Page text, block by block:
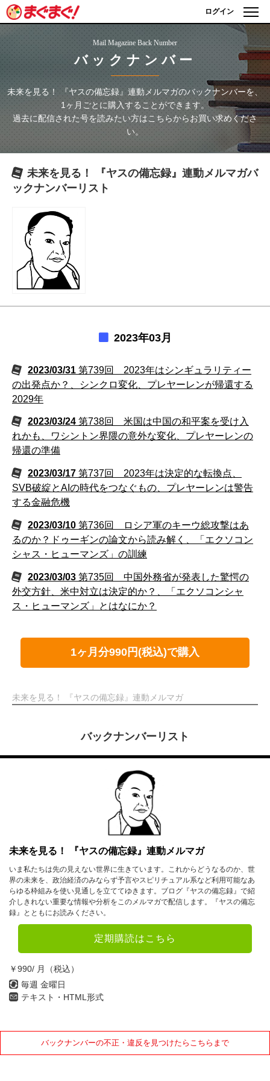
ログイン
Mail Magazine Back Number
バックナンバー
未来を見る！ 『ヤスの備忘録』連動メルマガのバックナンバーを、
1ヶ月ごとに購入することができます。
過去に配信された号を読みたい方はこちらからお買い求めくださ
い。
未来を見る！ 『ヤスの備忘録』連動メルマガバ
ックナンバーリスト
2023年03月
2023/03/31 第739回 2023年はシンギュラリティー
の出発点か？、シンクロ変化、プレヤーレンが帰還する
2029年
2023/03/24 第738回 米国は中国の和平案を受け入
れかも、ワシントン界隈の意外な変化、プレヤーレンの
帰還の準備
2023/03/17 第737回 2023年は決定的な転換点、
SVB破綻とAIの時代をつなぐもの、プレヤーレンは警告
する金融危機
2023/03/10 第736回 ロシア軍のキーウ総攻撃はあ
るのか？ドゥーギンの論文から読み解く、「エクソコン
シャス・ヒューマンズ」の訓練
2023/03/03 第735回 中国外務省が発表した驚愕の
外交方針、米中対立は決定的か？、「エクソコンシャ
ス・ヒューマンズ」とはなにか？
1ヶ月分990円(税込)で購入
未来を見る！ 『ヤスの備忘録』連動メルマガ
バックナンバーリスト
未来を見る！ 『ヤスの備忘録』連動メルマガ
いま私たちは先の見えない世界に生きています。これからどうなるのか、世
界の未来を、政治経済のみならず予言やスピリチュアル系など利用可能なあ
らゆる枠組みを使い見通しを立ててゆきます。ブログ『ヤスの備忘録』で紹
介しきれない重要な情報や分析をこのメルマガで配信します。『ヤスの備忘
録』とともにお読みください。
定期購読はこちら
￥990/ 月（税込）
毎週 金曜日
テキスト・HTML形式
バックナンバーの不正・違反を見つけたらこちらまで